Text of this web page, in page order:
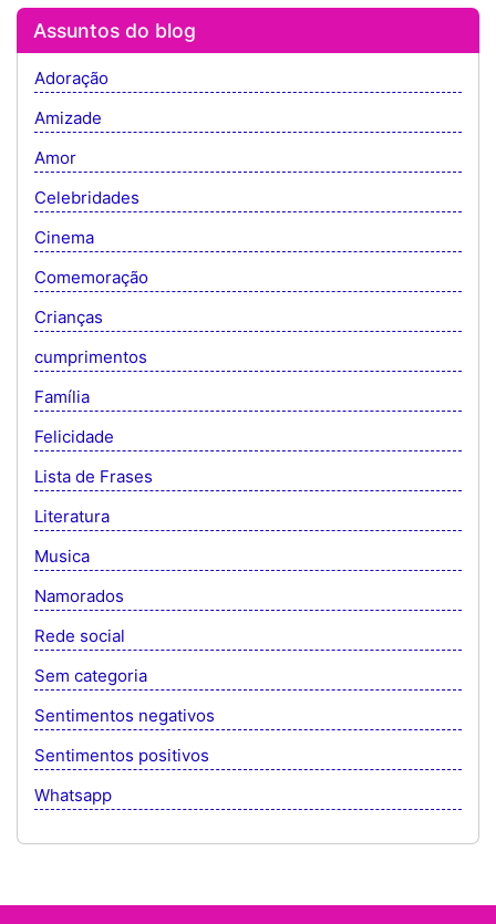
Assuntos do blog
Adoração
Amizade
Amor
Celebridades
Cinema
Comemoração
Crianças
cumprimentos
Família
Felicidade
Lista de Frases
Literatura
Musica
Namorados
Rede social
Sem categoria
Sentimentos negativos
Sentimentos positivos
Whatsapp